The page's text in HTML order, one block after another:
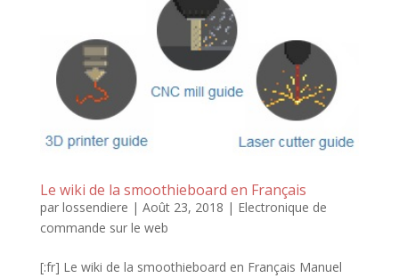
Le wiki de la smoothieboard en Français
par lossendiere | Août 23, 2018 | Electronique de
commande sur le web
[:fr] Le wiki de la smoothieboard en Français Manuel